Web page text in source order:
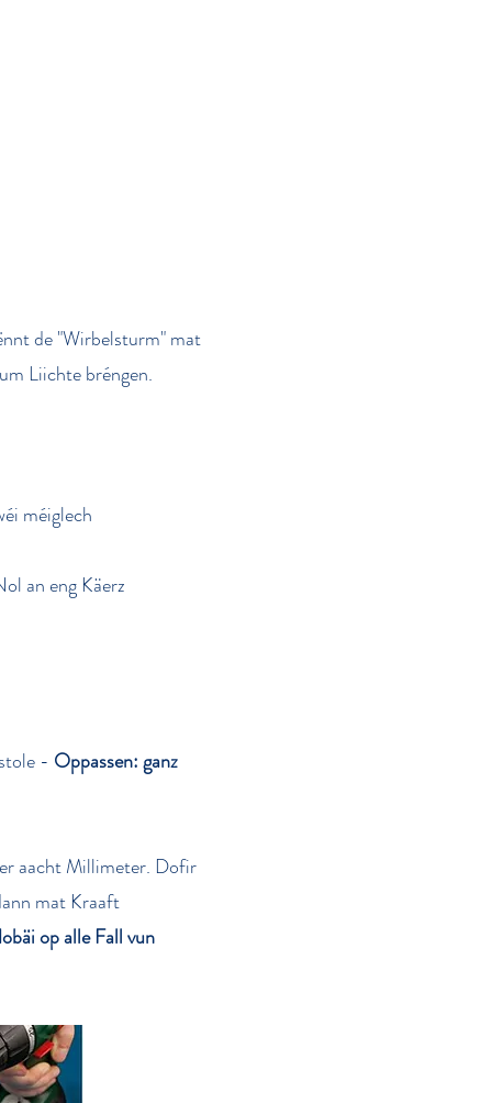
de "Wirbelsturm" mat
Liichte bréngen.
méiglech
an eng Käerz
- Oppassen: ganz
aacht Millimeter. Dofir
mat Kraaft
op alle Fall vun